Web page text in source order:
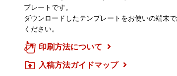
プレートです。
ダウンロードしたテンプレートをお使いの端末
ください。
印刷方法について
入稿方法ガイドマップ